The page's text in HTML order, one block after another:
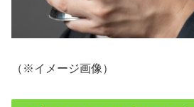
（※イメージ画像）